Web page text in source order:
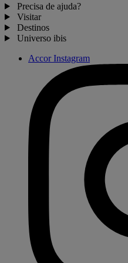
Precisa de ajuda?
Visitar
Destinos
Universo ibis
Accor Instagram